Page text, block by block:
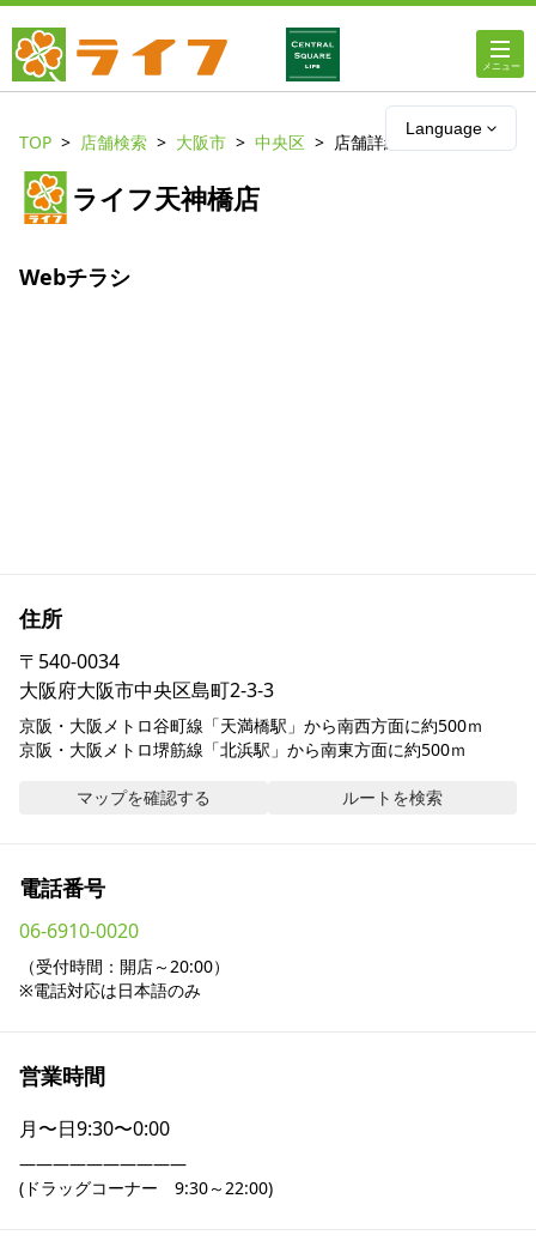
Language
店舗・チラシ情報
Contact us in English
TOP 店舗検索 大阪市 中央区 店舗詳細
ライフ天神橋店
Webチラシ
住所
〒 540-0034
大阪府大阪市中央区島町2-3-3
京阪・大阪メトロ谷町線「天満橋駅」から南西方面に約500ｍ
京阪・大阪メトロ堺筋線「北浜駅」から南東方面に約500ｍ
マップを確認する ルートを検索
電話番号
06-6910-0020
（受付時間：開店～20:00）
※電話対応は日本語のみ
営業時間
月〜日9:30〜0:00
――――――――――
(ドラッグコーナー　9:30～22:00)